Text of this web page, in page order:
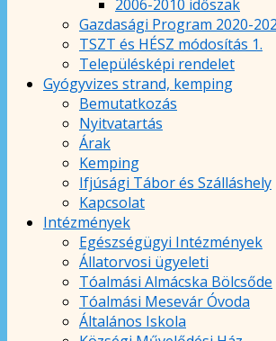
2006-2010 időszak
Gazdasági Program 2020-
TSZT és HÉSZ módosítás 1.
Településképi rendelet
Gyógyvizes strand, kemping
Bemutatkozás
Nyitvatartás
Árak
Kemping
Ifjúsági Tábor és Szálláshely
Kapcsolat
Intézmények
Egészségügyi Intézmények
Állatorvosi ügyeleti
Tóalmási Almácska Bölcsőde
Tóalmási Mesevár Óvoda
Általános Iskola